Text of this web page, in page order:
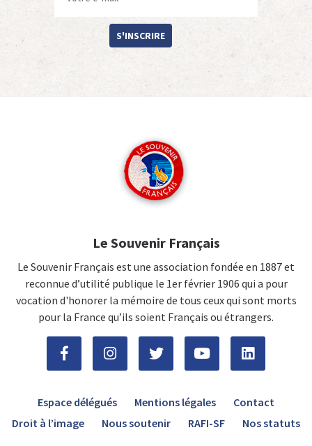
S'INSCRIRE
Le Souvenir Français
Le Souvenir Français est une association fondée en 1887 et
reconnue d’utilité publique le 1er février 1906 qui a pour
vocation d'honorer la mémoire de tous ceux qui sont morts
pour la France qu’ils soient Français ou étrangers.
Espace délégués Mentions légales
Contact
Droit à l’image
Nous soutenir RAFI-SF Nos statuts